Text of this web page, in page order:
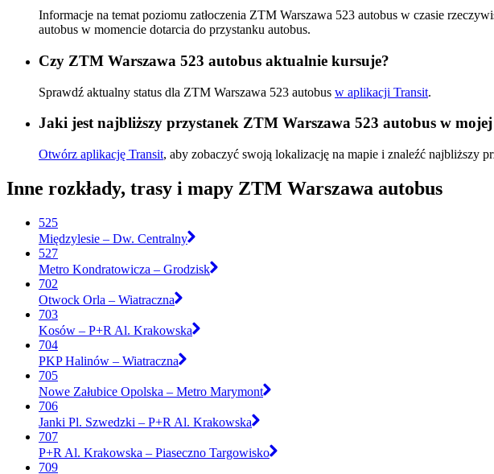
Informacje na temat poziomu zatłoczenia ZTM Warszawa 523 autobus w czasie
autobus w momencie dotarcia do przystanku autobus.
Czy ZTM Warszawa 523 autobus aktualnie kursuje?
Sprawdź aktualny status dla ZTM Warszawa 523 autobus w aplikacji Transit.
Jaki jest najbliższy przystanek ZTM Warszawa 523 autobus w
Otwórz aplikację Transit, aby zobaczyć swoją lokalizację na mapie i znaleźć najbliższy
Inne rozkłady, trasy i mapy ZTM Warszawa autobus
525
Międzylesie – Dw. Centralny
527
Metro Kondratowicza – Grodzisk
702
Otwock Orla – Wiatraczna
703
Kosów – P+R Al. Krakowska
704
PKP Halinów – Wiatraczna
705
Nowe Załubice Opolska – Metro Marymont
706
Janki Pl. Szwedzki – P+R Al. Krakowska
707
P+R Al. Krakowska – Piaseczno Targowisko
709